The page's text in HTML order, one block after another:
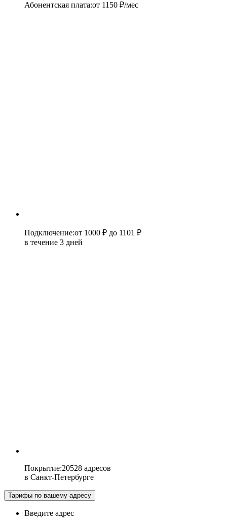
Абонентская плата:от 1150 ₽/мес
Подключение:от 1000 ₽ до 1101 ₽
в течение 3 дней
Покрытие:20528 адресов
в Санкт-Петербурге
Тарифы по вашему адресу
Введите адрес